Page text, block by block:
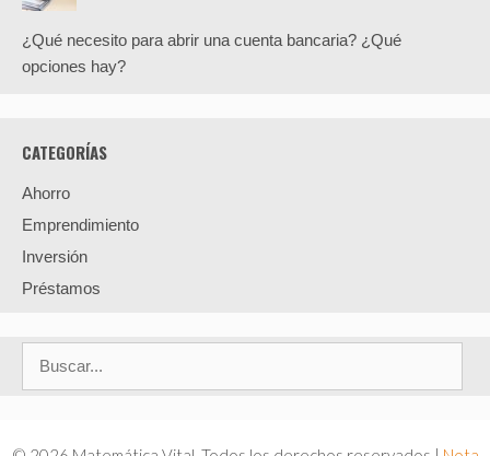
¿Qué necesito para abrir una cuenta bancaria? ¿Qué
opciones hay?
CATEGORÍAS
Ahorro
Emprendimiento
Inversión
Préstamos